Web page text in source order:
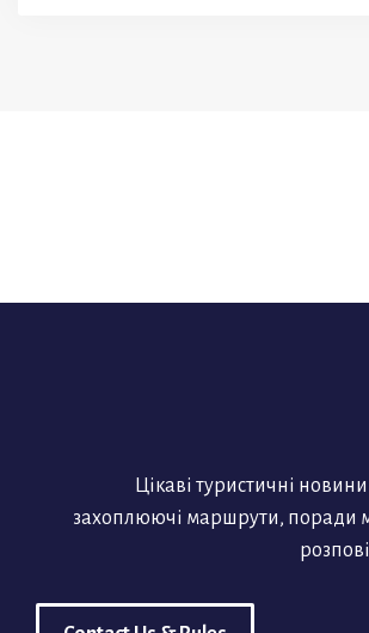
Цікаві туристичні новини
захоплюючі маршрути, поради